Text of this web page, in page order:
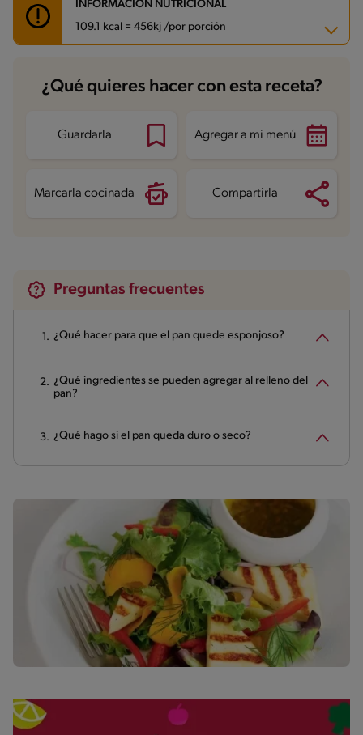
INFORMACIÓN NUTRICIONAL
109.1 kcal = 456kj /por porción
Carbohidratos 23 g
Energía 109.1 kcal
Proteína
Grasas saturadas 0.2 g
¿Qué quieres hacer con esta receta?
Guardarla Agregar a mi menú
Marcarla cocinada Compartirla
Preguntas frecuentes
¿Qué hacer para que el pan quede esponjoso?
¿Qué ingredientes se pueden agregar al relleno del
pan?
¿Qué hago si el pan queda duro o seco?